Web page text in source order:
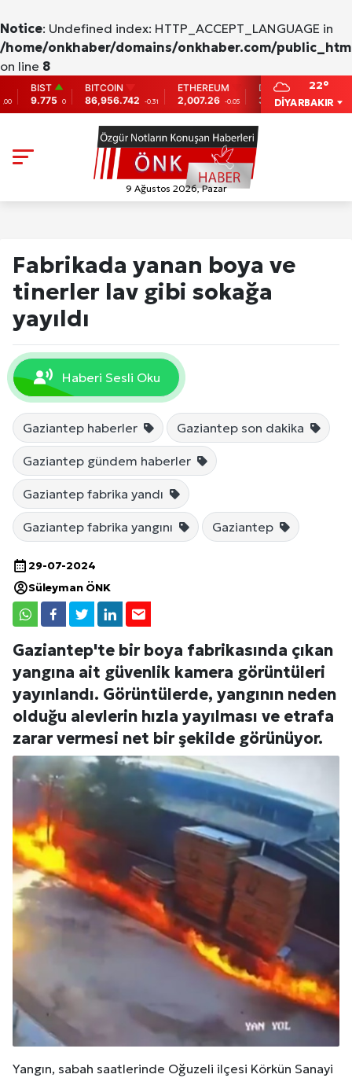
Notice: Undefined index: HTTP_ACCEPT_LANGUAGE in
/home/onkhaber/domains/onkhaber.com/
on line 8
BITCOIN
86,956.742 -0.31
ETHEREUM
2,007.26
-0.05
DOLAR
38,0138
%0,15
EURO
41,0061
%-
DİYARBAKIR
22°
9 Ağustos 2026, Pazar
Fabrikada yanan boya ve
tinerler lav gibi sokağa
yayıldı
Haberi Sesli Oku
Gaziantep haberler Gaziantep son dakika
Gaziantep gündem haberler
Gaziantep fabrika yandı
Gaziantep fabrika yangını Gaziantep
29-07-2024
Süleyman ÖNK
Gaziantep'te bir boya fabrikasında çıkan
yangına ait güvenlik kamera görüntüleri
yayınlandı. Görüntülerde, yangının neden
olduğu alevlerin hızla yayılması ve etrafa
zarar vermesi net bir şekilde görünüyor.
Yangın, sabah saatlerinde Oğuzeli ilçesi Körkün Sanayi